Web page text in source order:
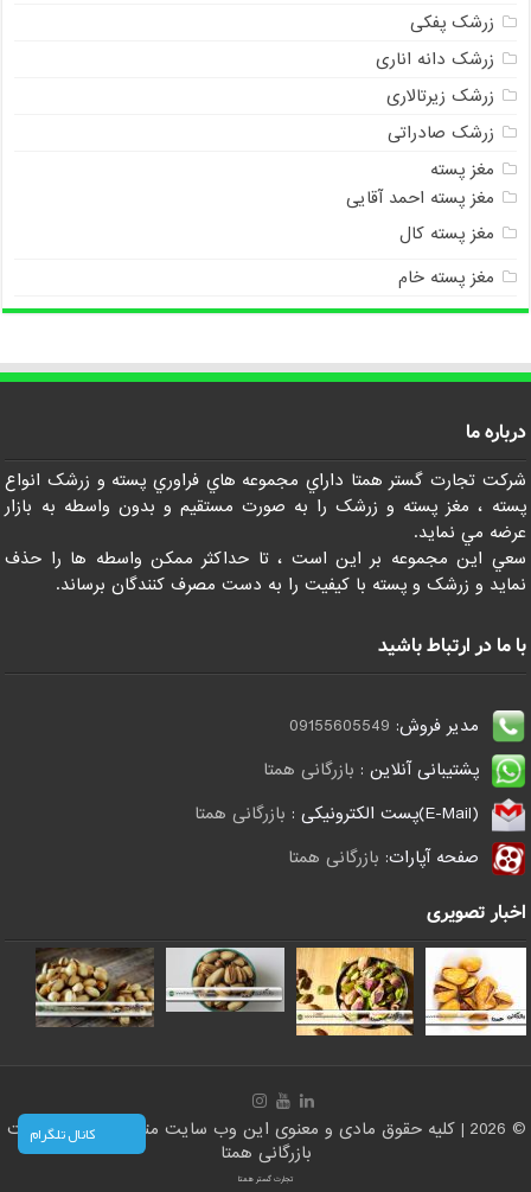
زرشک پفکی
زرشک دانه اناری
زرشک زیرتالاری
زرشک صادراتی
مغز پسته
مغز پسته احمد آقایی
مغز پسته کال
مغز پسته خام
درباره ما
شرکت تجارت گستر همتا داراي مجموعه هاي فراوري پسته و زرشک انواع
پسته ، مغز پسته و زرشک را به صورت مستقيم و بدون واسطه به بازار
عرضه مي نمايد.
سعي اين مجموعه بر اين است ، تا حداکثر ممکن واسطه ها را حذف
نمايد و زرشک و پسته با کيفيت را به دست مصرف کنندگان برساند.
با ما در ارتباط باشید
مدیر فروش: 09155605549
پشتیبانی آنلاین : بازرگانی همتا
(E-Mail)پست الکترونیکی :
بازرگانی همتا
صفحه آپارات: بازرگانی همتا
اخبار تصویری
© 2026 | کلیه حقوق مادی و معنوی این وب سایت متعلق است به سایت
بازرگانی همتا
تجارت گستر همتا
کانال تلگرام